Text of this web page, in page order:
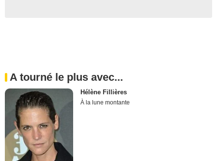
A tourné le plus avec...
Hélène Fillières
À la lune montante